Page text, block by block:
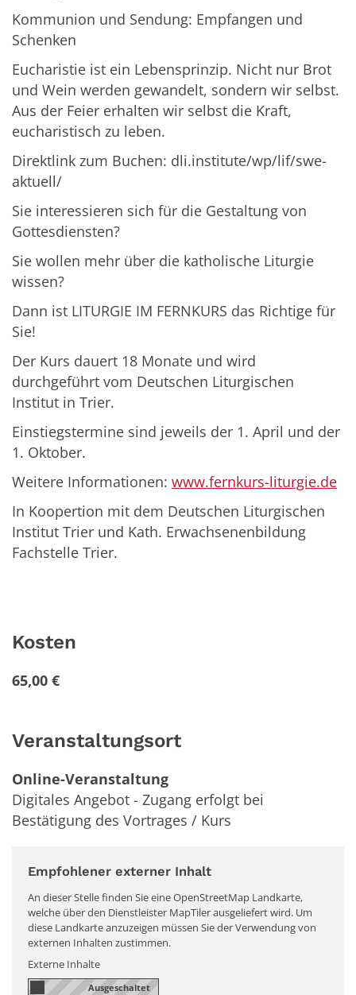
Kommunion und Sendung: Empfangen und
Schenken
Eucharistie ist ein Lebensprinzip. Nicht nur Brot
und Wein werden gewandelt, sondern wir selbst.
Aus der Feier erhalten wir selbst die Kraft,
eucharistisch zu leben.
Direktlink zum Buchen: dli.institute/wp/lif/swe-
aktuell/
Sie interessieren sich für die Gestaltung von
Gottesdiensten?
Sie wollen mehr über die katholische Liturgie
wissen?
Dann ist LITURGIE IM FERNKURS das Richtige für
Sie!
Der Kurs dauert 18 Monate und wird
durchgeführt vom Deutschen Liturgischen
Institut in Trier.
Einstiegstermine sind jeweils der 1. April und der
1. Oktober.
Weitere Informationen: www.fernkurs-liturgie.de
In Koopertion mit dem Deutschen Liturgischen
Institut Trier und Kath. Erwachsenenbildung
Fachstelle Trier.
Kosten
65,00 €
Veranstaltungsort
Online-Veranstaltung
Digitales Angebot - Zugang erfolgt bei
Bestätigung des Vortrages / Kurs
Empfohlener externer Inhalt
An dieser Stelle finden Sie eine OpenStreetMap Landkarte,
welche über den Dienstleister MapTiler ausgeliefert wird. Um
diese Landkarte anzuzeigen müssen Sie der Verwendung von
externen Inhalten zustimmen.
Externe Inhalte